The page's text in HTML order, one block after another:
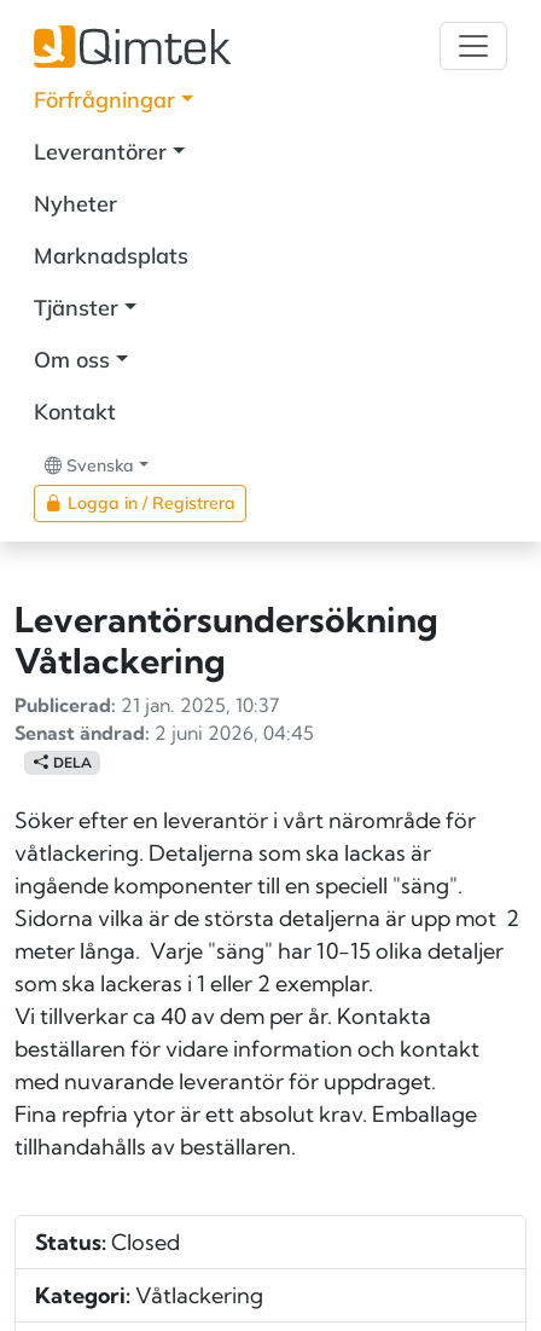
Förfrågningar
Leverantörer
Nyheter
Marknadsplats
Tjänster
Om oss
Kontakt
Svenska
Logga in / Registrera
Leverantörsundersökning
Våtlackering
Publicerad: 21 jan. 2025, 10:37
Senast ändrad: 2 juni 2026, 04:45
DELA
Söker efter en leverantör i vårt närområde för
våtlackering. Detaljerna som ska lackas är
ingående komponenter till en speciell "säng".
Sidorna vilka är de största detaljerna är upp mot 2
meter långa. Varje "säng" har 10-15 olika detaljer
som ska lackeras i 1 eller 2 exemplar.
Vi tillverkar ca 40 av dem per år. Kontakta
beställaren för vidare information och kontakt
med nuvarande leverantör för uppdraget.
Fina repfria ytor är ett absolut krav. Emballage
tillhandahålls av beställaren.
Status:Closed
Kategori:Våtlackering